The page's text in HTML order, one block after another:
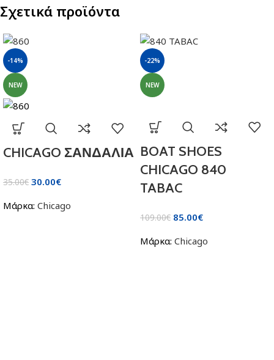
Σχετικά προϊόντα
-14%
NEW
CHICAGO ΣΑΝΔΑΛΙΑ
35.00€ 30.00€
Μάρκα: Chicago
-22%
NEW
BOAT SHOES
CHICAGO 840
TABAC
109.00€ 85.00€
Μάρκα: Chicago